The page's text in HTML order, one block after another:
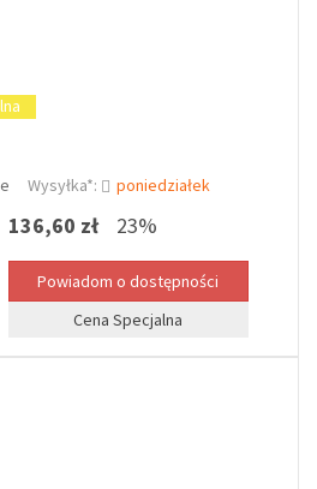
Wysyłka*: poniedziałek
136,60 zł 23%
Cena Specjalna